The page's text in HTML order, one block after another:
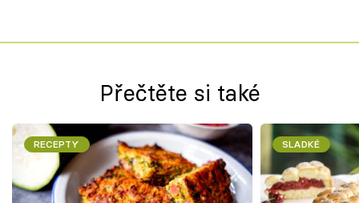
Přečtěte si také
RECEPTY SLADKÉ